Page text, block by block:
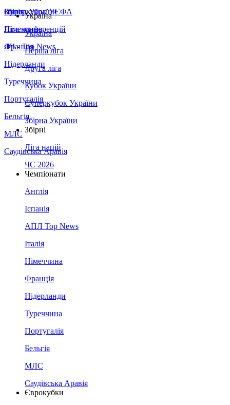
Збірна України
Італія
Німеччина
Франція
Нідерланди
Туреччина
Португалія
Бельгія
МЛС
Саудівська Аравія
Суперкубок УЄФА
Ліга конференцій
ЛЧ - Top News
Україна
Україна
Перша ліга
Друга ліга
Кубок України
Суперкубок України
Збірна України
Збірні
Ліга націй
ЧС 2026
Чемпіонати
Англія
Іспанія
АПЛ Top News
Італія
Німеччина
Франція
Нідерланди
Туреччина
Португалія
Бельгія
МЛС
Саудівська Аравія
Єврокубки